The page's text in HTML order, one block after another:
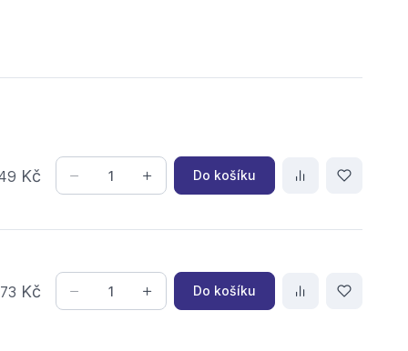
Kč Do košíku
73 Kč Do košíku